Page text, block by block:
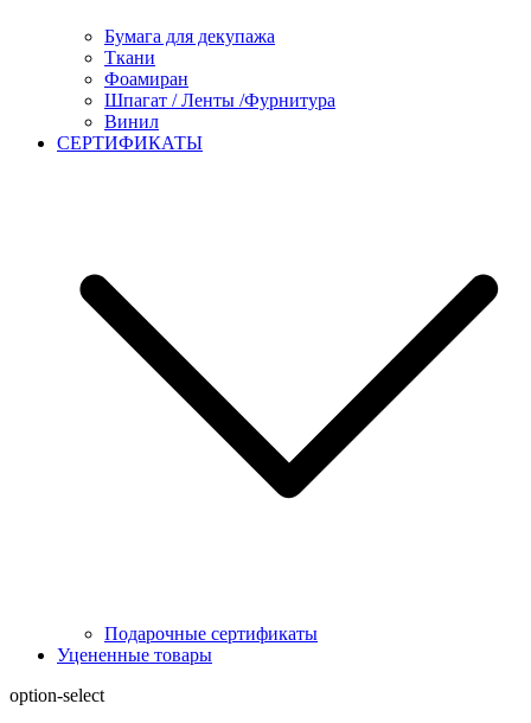
Бумага для декупажа
Ткани
Фоамиран
Шпагат / Ленты /Фурнитура
Винил
СЕРТИФИКАТЫ
Подарочные сертификаты
Уцененные товары
option-select